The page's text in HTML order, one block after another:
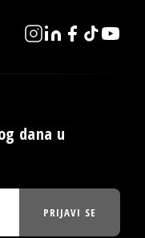
dana u
PRIJAVI SE